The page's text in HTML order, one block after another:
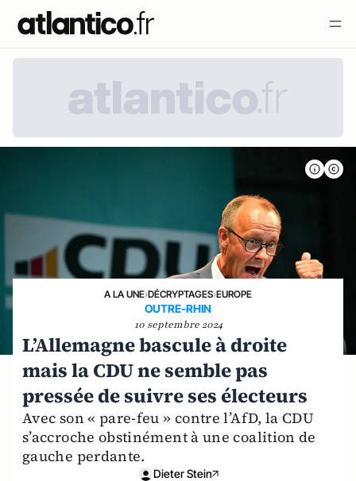
A LA UNE›DÉCRYPTAGES›EUROPE
OUTRE-RHIN
10 septembre 2024
L’Allemagne bascule à droite
mais la CDU ne semble pas
pressée de suivre ses électeurs
Avec son « pare-feu » contre l’AfD, la CDU
s’accroche obstinément à une coalition de
gauche perdante.
Dieter Stein